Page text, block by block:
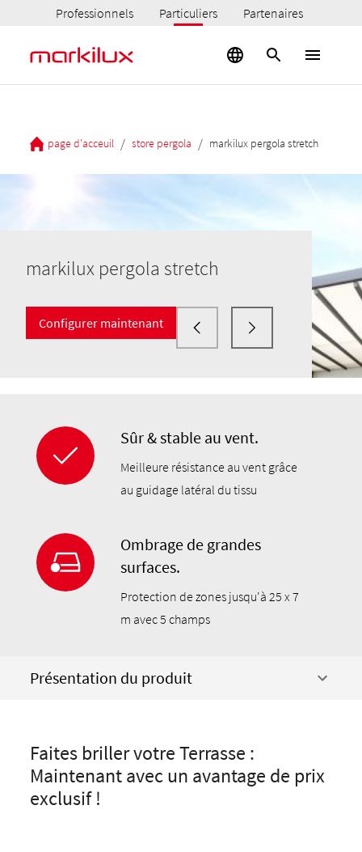
Professionnels Particuliers Partenaires
page d'acceuil / store pergola / markilux pergola stretch
markilux pergola stretch
Configurer maintenant
Sûr & stable au vent.
Meilleure résistance au vent grâce
au guidage latéral du tissu
Ombrage de grandes
surfaces.
Protection de zones jusqu'à 25 x 7
m avec 5 champs
Présentation du produit
Faites briller votre Terrasse :
Maintenant avec un avantage de prix
exclusif !